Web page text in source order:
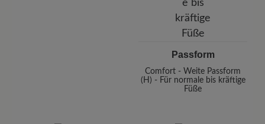
Passform
Comfort - Weite Passform
(H) - Für normale bis kräftige
Füße